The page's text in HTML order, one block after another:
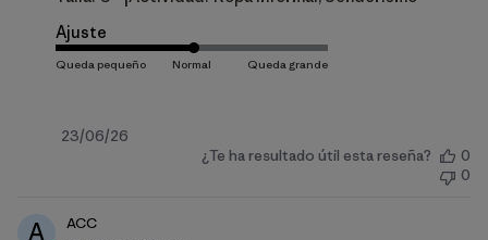
Ajuste
Fecha
23/06/26
¿Te ha resultado útil esta reseña?
0
0
A
ACC